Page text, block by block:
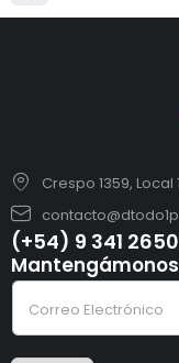
Crespo 1359,
(+54) 9 341
e
l
c
C